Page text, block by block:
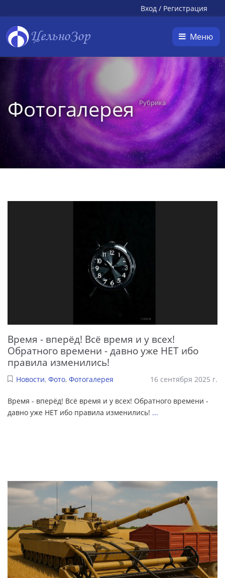
Вход / Регистрация
ЦельноЗор Меню
ФотогалереяРубрика
Время - вперёд! Всё время и у всех!
Обратного времени - давно уже НЕТ ибо
правила изменились!
Новости, Фото, Фотогалерея 16 сентября 2025 г.
Время - вперёд! Всё время и у всех! Обратного времени -
давно уже НЕТ ибо правила изменились! ...